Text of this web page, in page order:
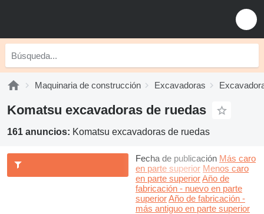
Maquinaria de construcción Excavadoras
Komatsu excavadoras de ruedas
161 anuncios: Komatsu excavadoras de ruedas
Fecha de publicación Más caro
en parte superior Menos caro
en parte superiorAño de
fabricación - nuevo en parte
superiorAño de fabricación -
más antiguo en parte superior